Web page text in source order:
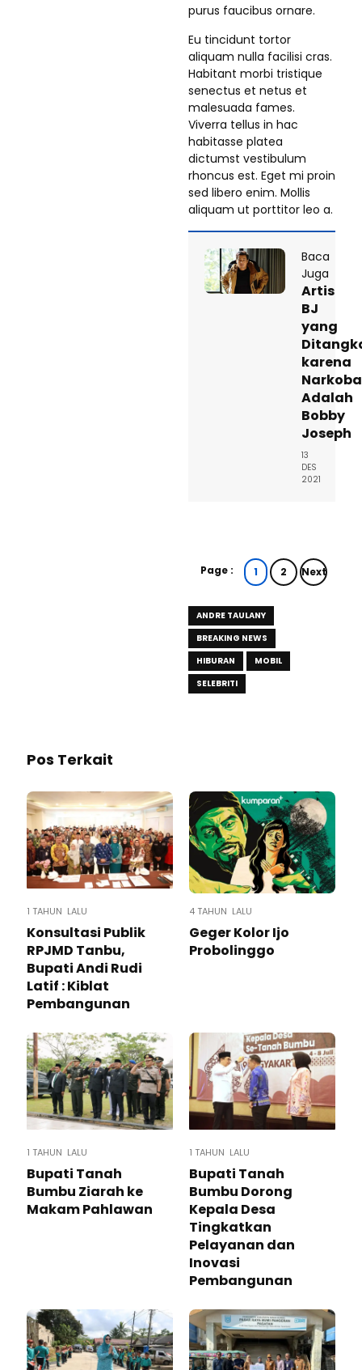
purus faucibus ornare.
Eu tincidunt tortor
aliquam nulla facilisi cras.
Habitant morbi tristique
senectus et netus et
malesuada fames.
Viverra tellus in hac
habitasse platea
dictumst vestibulum
rhoncus est. Eget mi proin
sed libero enim. Mollis
aliquam ut porttitor leo a.
Baca
Juga
Artis
BJ
yang
karena
Narkoba
Adalah
Bobby
Joseph
13
DES
2021
Page : 1 2 Next
ANDRE TAULANY
BREAKING NEWS
HIBURAN
MOBIL
SELEBRITI
Pos Terkait
1 TAHUN LALU
Konsultasi Publik
RPJMD Tanbu,
Bupati Andi Rudi
Latif : Kiblat
Pembangunan
4 TAHUN LALU
Geger Kolor Ijo
Probolinggo
1 TAHUN LALU
Bupati Tanah
Bumbu Ziarah ke
Makam Pahlawan
1 TAHUN LALU
Bupati Tanah
Bumbu Dorong
Kepala Desa
Tingkatkan
Pelayanan dan
Inovasi
Pembangunan